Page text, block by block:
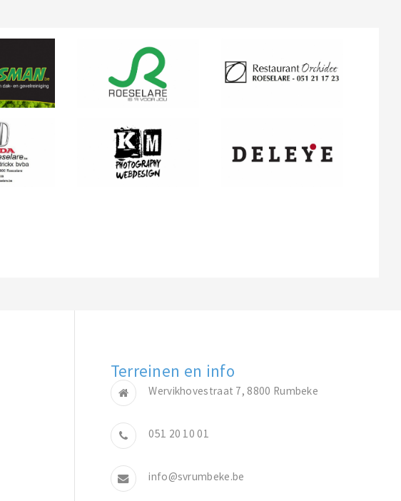
Terreinen en info
Wervikhovestraat 7, 8800 Rumbeke
051 20 10 01
info@svrumbeke.be